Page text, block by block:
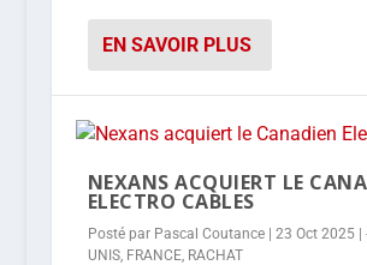
EN SAVOIR PLUS
NEXANS ACQUIERT LE
ELECTRO CABLES
Posté par Pascal Coutance| 23 Oct 2025|
UNIS, FRANCE, RACHAT